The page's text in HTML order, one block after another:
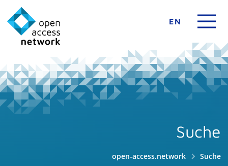
EN
Suche
open-access.network Suche